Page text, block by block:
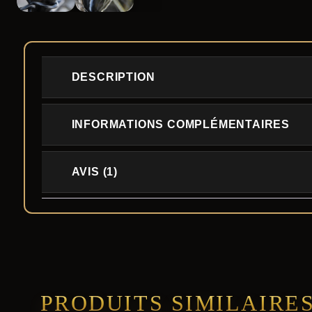
DESCRIPTION
INFORMATIONS COMPLÉMENTAIRES
AVIS (1)
PRODUITS